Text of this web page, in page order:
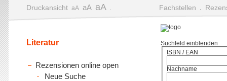
Druckansicht aA aA aA Fachstellen
Suchfeld einblenden
ISBN / EAN
Nachname
Literatur
Rezensionen online open
Neue Suche